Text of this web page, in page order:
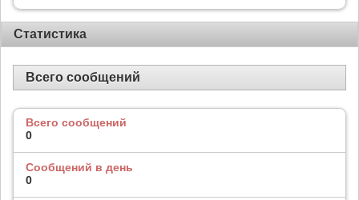
Статистика
Всего сообщений
Всего сообщений
0
Сообщений в день
0